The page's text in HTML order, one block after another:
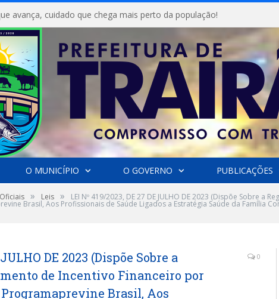
avança, cuidado que chega mais perto da população!
O MUNICÍPIO O GOVERNO PUBLICAÇÕES
» Leis » LEI Nº 419/2023, DE 27 DE JULHO DE 2023 (Dispõe Sobre a
Brasil, Aos Profissionais de Saúde Ligados a Estratégia Saúde da Família
DE 2023 (Dispõe Sobre a
de Incentivo Financeiro por
Brasil, Aos
0